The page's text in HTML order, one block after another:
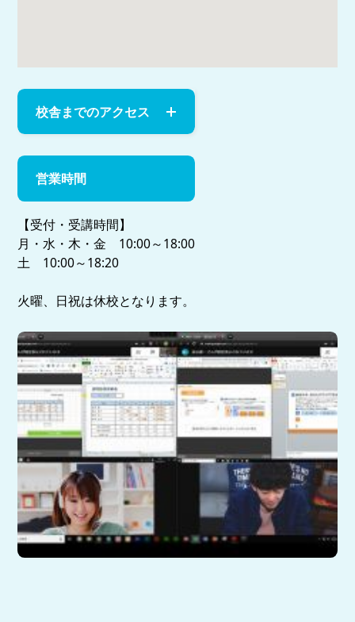
校舎までのアクセス
営業時間
【受付・受講時間】
月・水・木・金 10:00～18:00
土 10:00～18:20
火曜、日祝は休校となります。